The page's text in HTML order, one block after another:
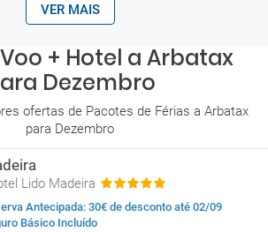
VER MAIS
+ Hotel a Arbatax
Dezembro
ofertas de Pacotes de Férias a Arbatax
para Dezembro
Lido Madeira
Antecipada: 30€ de desconto até 02/09
Básico Incluído